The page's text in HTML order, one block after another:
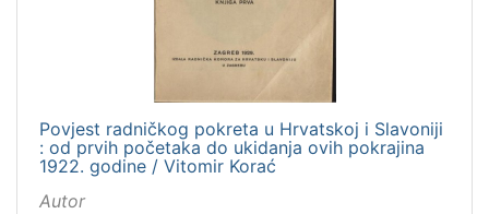
Povjest radničkog pokreta u Hrvatskoj i Slavoniji
: od prvih početaka do ukidanja ovih pokrajina
1922. godine / Vitomir Korać
Autor